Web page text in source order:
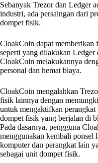
Sebanyak Trezor dan Ledger
industri, ada persaingan dari
dompet fisik.
CloakCoin dapat memberikan
seperti yang dilakukan Ledger
CloakCoin melakukannya
personal dan hemat biaya.
CloakCoin mengalahkan
fisik lainnya dengan
untuk mengaktifkan perangkat
dompet fisik yang berjalan di
Pada dasarnya, pengguna
menggunakan kembali ponsel
komputer dan perangkat lain
sebagai unit dompet fisik.